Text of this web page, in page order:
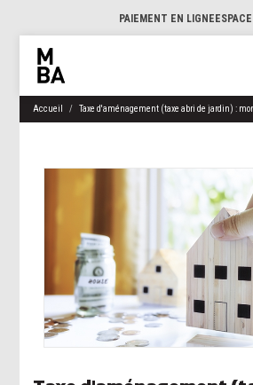
PAIEMENT EN LIGNE
Accueil Taxe d'aménagement (taxe abri de jardin) :